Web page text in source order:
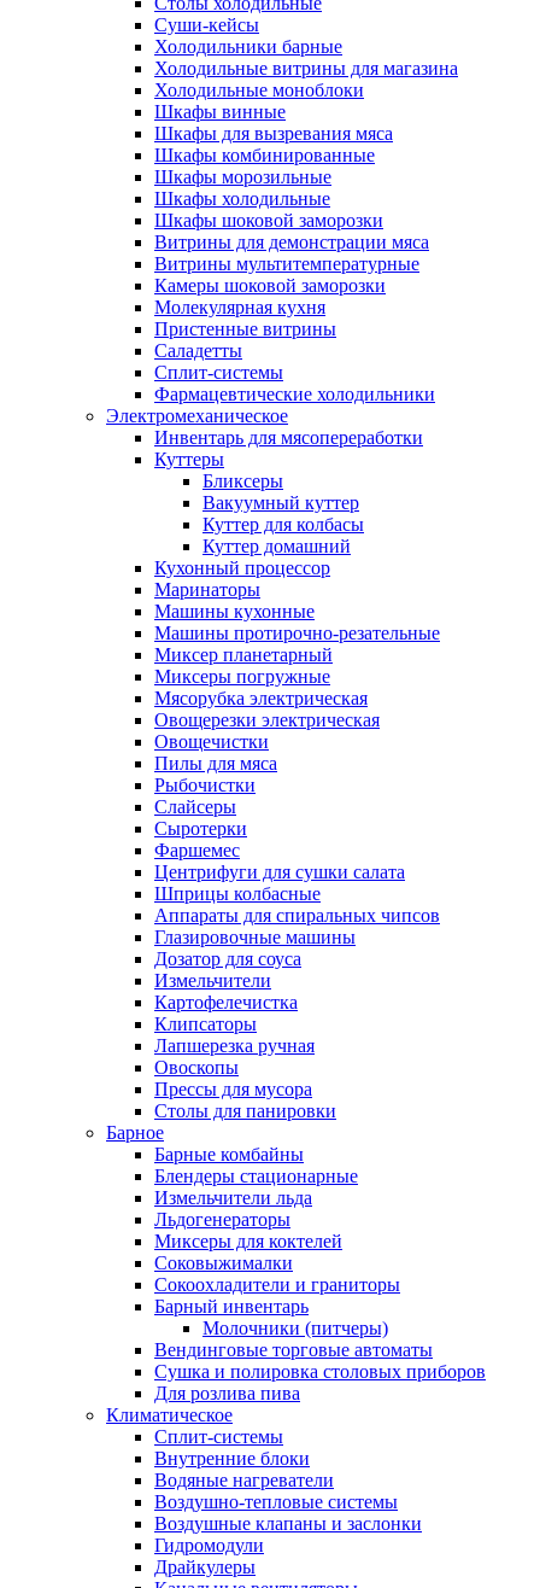
Суши-кейсы
Холодильники барные
Холодильные витрины для магазина
Холодильные моноблоки
Шкафы винные
Шкафы для вызревания мяса
Шкафы комбинированные
Шкафы морозильные
Шкафы холодильные
Шкафы шоковой заморозки
Витрины для демонстрации мяса
Витрины мультитемпературные
Камеры шоковой заморозки
Молекулярная кухня
Пристенные витрины
Саладетты
Сплит-системы
Фармацевтические холодильники
Электромеханическое
Инвентарь для мясопереработки
Куттеры
Бликсеры
Вакуумный куттер
Куттер для колбасы
Куттер домашний
Кухонный процессор
Маринаторы
Машины кухонные
Машины протирочно-резательные
Миксер планетарный
Миксеры погружные
Мясорубка электрическая
Овощерезки электрическая
Овощечистки
Пилы для мяса
Рыбочистки
Слайсеры
Сыротерки
Фаршемес
Центрифуги для сушки салата
Шприцы колбасные
Аппараты для спиральных чипсов
Глазировочные машины
Дозатор для соуса
Измельчители
Картофелечистка
Клипсаторы
Лапшерезка ручная
Овоскопы
Прессы для мусора
Столы для панировки
Барное
Барные комбайны
Блендеры стационарные
Измельчители льда
Льдогенераторы
Миксеры для коктелей
Соковыжималки
Сокоохладители и граниторы
Барный инвентарь
Молочники (питчеры)
Вендинговые торговые автоматы
Сушка и полировка столовых приборов
Для розлива пива
Климатическое
Сплит-системы
Внутренние блоки
Водяные нагреватели
Воздушно-тепловые системы
Воздушные клапаны и заслонки
Гидромодули
Драйкулеры